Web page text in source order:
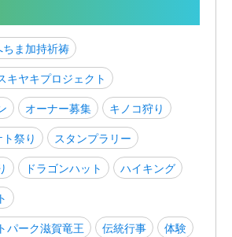
ちま加持祈祷
キヤキプロジェクト
オーナー募集
キノコ狩り
祭り
スタンプラリー
ドラゴンハット
ハイキング
パーク滋賀竜王
伝統行事
体験